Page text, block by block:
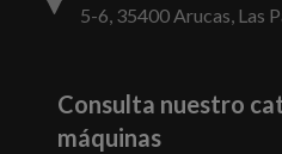
5-6, 35400 Arucas, Las
Consulta nuestro
máquinas